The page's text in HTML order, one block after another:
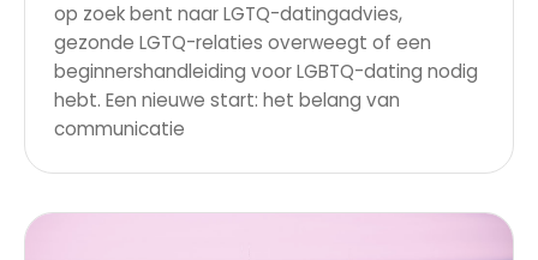
op zoek bent naar LGTQ-datingadvies,
gezonde LGTQ-relaties overweegt of een
beginnershandleiding voor LGBTQ-dating nodig
hebt. Een nieuwe start: het belang van
communicatie